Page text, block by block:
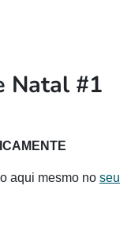
Natal #1
aqui mesmo no seu